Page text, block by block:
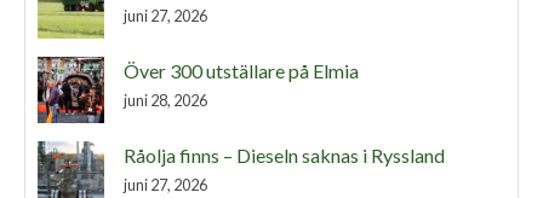
juni 27, 2026
Över 300 utställare på Elmia
juni 28, 2026
Råolja finns – Dieseln saknas i Ryssland
juni 27, 2026